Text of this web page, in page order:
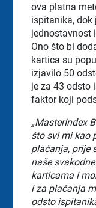
ova platna
ispitanika, dok
jednostavnost
Ono što bi
kartica su
izjavilo 50
je za 43 odsto
faktor koji
„MasterIndex
što svi mi kao
plaćanja, prije
naše
karticama i
i za plaćanja
odsto